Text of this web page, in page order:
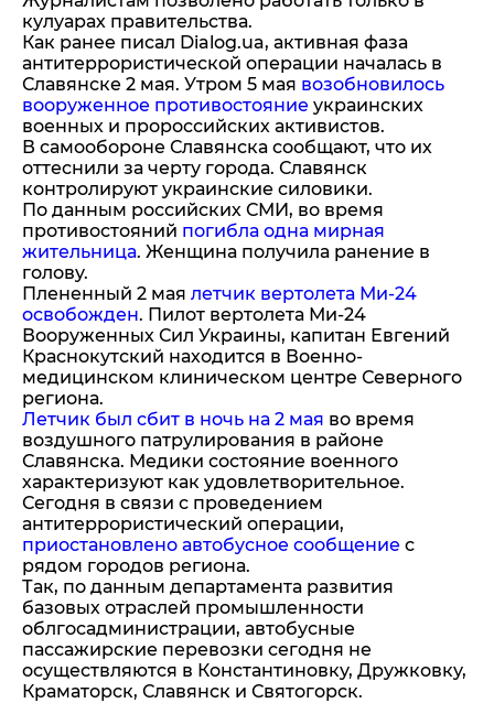
кулуарах правительства.
Как ранее писал Dialog.ua, активная фаза
антитеррористической операции началась в
Славянске 2 мая. Утром 5 мая возобновилось
вооруженное противостояние украинских
военных и пророссийских активистов.
В самообороне Славянска сообщают, что их
оттеснили за черту города. Славянск
контролируют украинские силовики.
По данным российских СМИ, во время
противостояний погибла одна мирная
жительница. Женщина получила ранение в
голову.
Плененный 2 мая летчик вертолета Ми-24
освобожден. Пилот вертолета Ми-24
Вооруженных Сил Украины, капитан Евгений
Краснокутский находится в Военно-
медицинском клиническом центре Северного
региона.
Летчик был сбит в ночь на 2 мая во время
воздушного патрулирования в районе
Славянска. Медики состояние военного
характеризуют как удовлетворительное.
Сегодня в связи с проведением
антитеррористический операции,
приостановлено автобусное сообщение с
рядом городов региона.
Так, по данным департамента развития
базовых отраслей промышленности
облгосадминистрации, автобусные
пассажирские перевозки сегодня не
осуществляются в Константиновку, Дружковку,
Краматорск, Славянск и Святогорск.